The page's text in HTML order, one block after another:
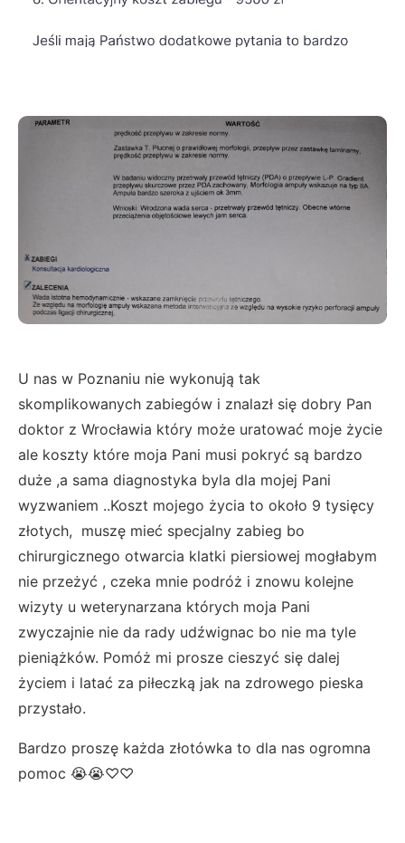
U nas w Poznaniu nie wykonują tak
skomplikowanych zabiegów i znalazł się dobry Pan
doktor z Wrocławia który może uratować moje życie
ale koszty które moja Pani musi pokryć są bardzo
duże ,a sama diagnostyka byla dla mojej Pani
wyzwaniem ..Koszt mojego życia to około 9 tysięcy
złotych, muszę mieć specjalny zabieg bo
chirurgicznego otwarcia klatki piersiowej mogłabym
nie przeżyć , czeka mnie podróż i znowu kolejne
wizyty u weterynarzana których moja Pani
zwyczajnie nie da rady udźwignac bo nie ma tyle
pieniążków. Pomóż mi prosze cieszyć się dalej
życiem i latać za piłeczką jak na zdrowego pieska
przystało.
Bardzo proszę każda złotówka to dla nas ogromna
pomoc 😭😭♡♡